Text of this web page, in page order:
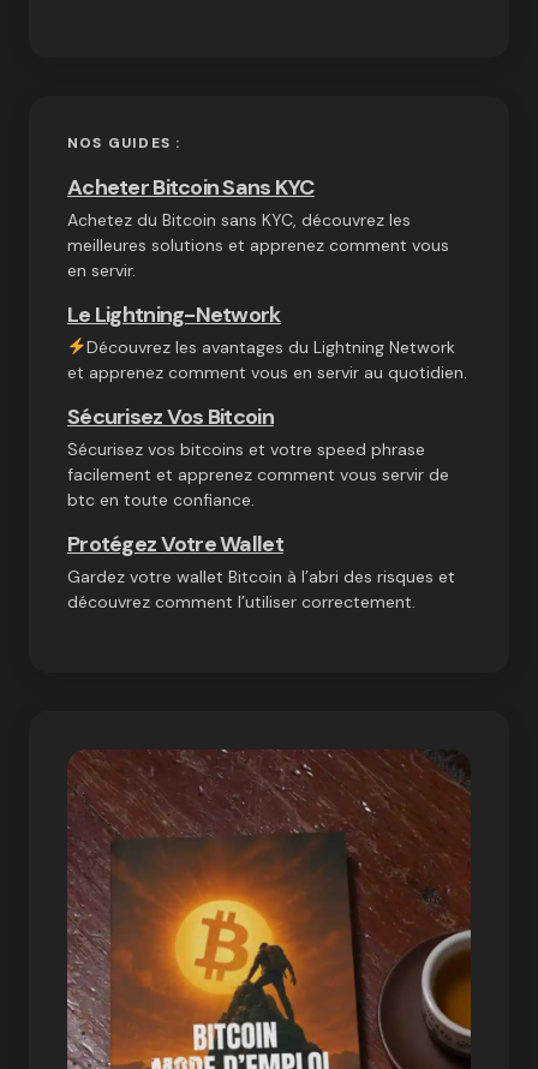
NOS GUIDES :
Acheter Bitcoin Sans KYC
Achetez du Bitcoin sans KYC, découvrez les
meilleures solutions et apprenez comment vous
en servir.
Le Lightning-Network
Découvrez les avantages du Lightning Network
et apprenez comment vous en servir au quotidien.
Sécurisez Vos Bitcoin
Sécurisez vos bitcoins et votre speed phrase
facilement et apprenez comment vous servir de
btc en toute confiance.
Protégez Votre Wallet
Gardez votre wallet Bitcoin à l’abri des risques et
découvrez comment l’utiliser correctement.